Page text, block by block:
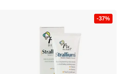
-37%